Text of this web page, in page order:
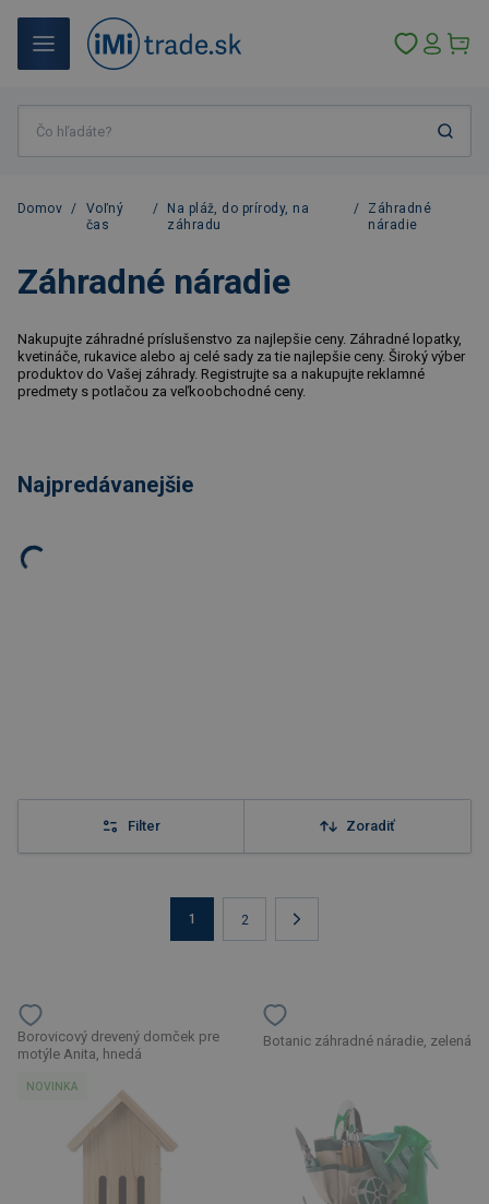
Domov /
Voľný
čas
/
Na pláž, do prírody, na
záhradu
/
Záhradné
náradie
Záhradné náradie
Nakupujte záhradné príslušenstvo za najlepšie ceny. Záhradné lopatky,
kvetináče, rukavice alebo aj celé sady za tie najlepšie ceny. Široký výber
produktov do Vašej záhrady. Registrujte sa a nakupujte reklamné
predmety s potlačou za veľkoobchodné ceny.
Najpredávanejšie
Filter Zoradiť
1 2
Borovicový drevený domček pre
motýle Anita, hnedá
NOVINKA
Botanic záhradné náradie, zelená